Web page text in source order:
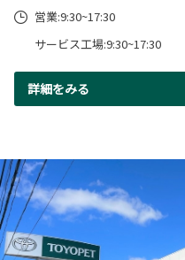
営業:9:30~17:30
サービス工場:9:30~17:30
詳細をみる